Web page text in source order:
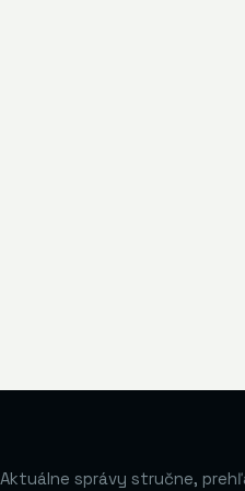
Aktuálne správy stručne,